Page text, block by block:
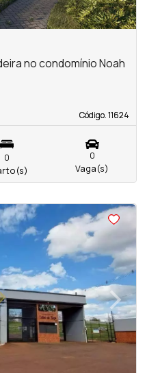
Código. 11624
Código. 11624
no condomínio Noah
0
0
Vaga(s)
›
Next